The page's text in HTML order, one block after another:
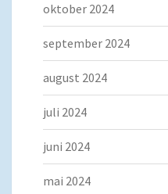
oktober 2024
september 2024
august 2024
juli 2024
juni 2024
mai 2024